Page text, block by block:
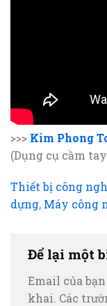
>>> Kim Phong
(Dụng cụ cầm
Thiết bị công
dựng, Máy công
Để lại một
Email của
khai. Các